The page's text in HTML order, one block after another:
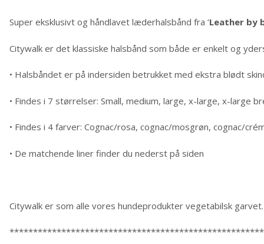
Super eksklusivt og håndlavet læderhalsbånd fra ‘Leather by
Citywalk er det klassiske halsbånd som både er enkelt og
• Halsbåndet er på indersiden betrukket med ekstra blødt
• Findes i 7 størrelser: Small, medium, large, x-large, x-large
• Findes i 4 farver: Cognac/rosa, cognac/mosgrøn, cognac/
• De matchende liner finder du nederst på siden
Citywalk er som alle vores hundeprodukter vegetabilsk